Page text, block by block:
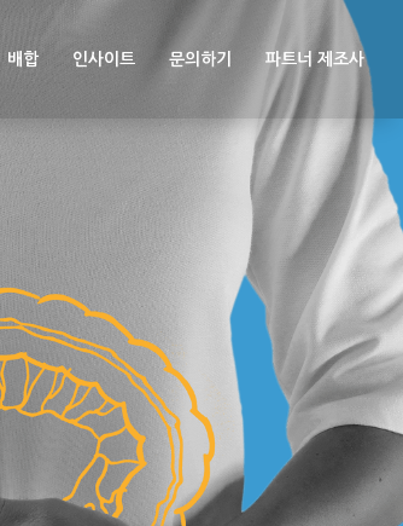
배합 인사이트 문의하기 파트너 제조사